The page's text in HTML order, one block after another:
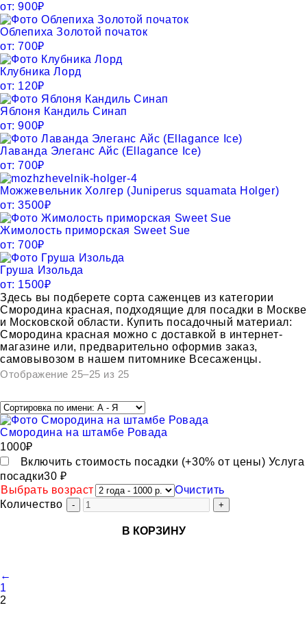
от:900₽
Облепиха Золотой початок
от:700₽
Клубника Лорд
от: 120₽
Яблоня Кандиль Синап
от:900₽
Лаванда Элеганс Айс (Ellagance Ice)
от:700₽
Можжевельник Холгер (Juniperus squamata Holger)
от:3500₽
Жимолость приморская Sweet Sue
от:700₽
Груша Изольда
от: 1500₽
Здесь вы подберете сорта саженцев из категории
Смородина красная, подходящие для посадки в Москве
и Московской области. Купить посадочный материал:
Смородина красная можно с доставкой в интернет-
магазине или, предварительно оформив заказ,
самовывозом в нашем питомнике Всесаженцы.
Отображение 25–25 из 25
Смородина на штамбе Ровада
1000₽
Включить стоимость посадки (+30% от цены) Услуга
посадки30 ₽
Выбрать возраст
Очистить
Количество
В КОРЗИНУ
←
1
2